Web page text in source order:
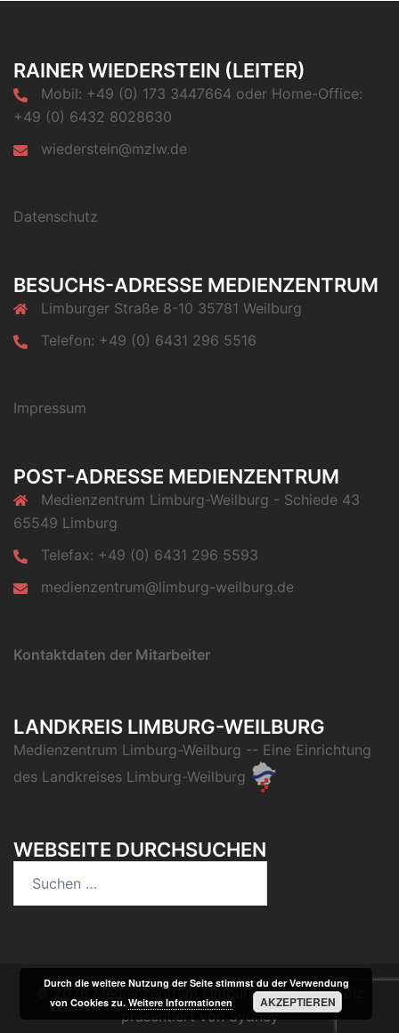
RAINER WIEDERSTEIN (LEITER)
Mobil: +49 (0) 173 3447664 oder Home-Office:
+49 (0) 6432 8028630
wiederstein@mzlw.de
Datenschutz
BESUCHS-ADRESSE MEDIENZENTRUM
Limburger Straße 8-10 35781 Weilburg
Telefon: +49 (0) 6431 296 5516
Impressum
POST-ADRESSE MEDIENZENTRUM
Medienzentrum Limburg-Weilburg - Schiede 43
65549 Limburg
Telefax: +49 (0) 6431 296 5593
medienzentrum@limburg-weilburg.de
Kontaktdaten der Mitarbeiter
LANDKREIS LIMBURG-WEILBURG
Medienzentrum Limburg-Weilburg -- Eine Einrichtung
des Landkreises Limburg-Weilburg
WEBSEITE DURCHSUCHEN
© 2026 Medienzentrum Limburg-Weilburg. Stolz
präsentiert vonSydney
Durch die weitere Nutzung der Seite stimmst du der Verwendung
von Cookies zu.Weitere Informationen AKZEPTIEREN